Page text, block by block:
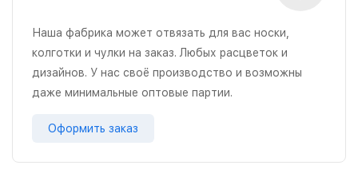
Наша фабрика может отвязать для вас носки,
колготки и чулки на заказ. Любых расцветок и
дизайнов. У нас своё производство и возможны
даже минимальные оптовые партии.
Оформить заказ